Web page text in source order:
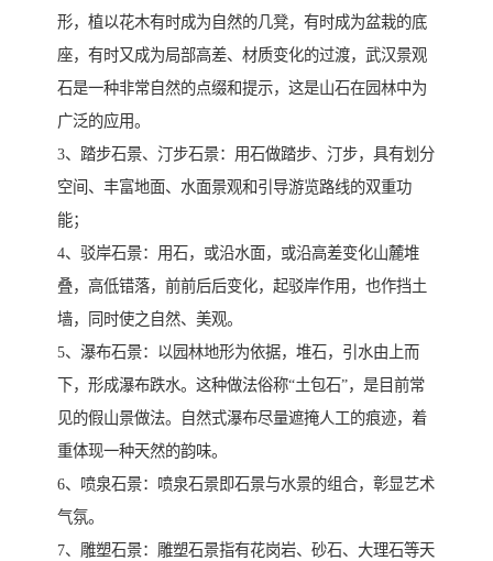
形，植以花木有时成为自然的几凳，有时成为盆栽的底
座，有时又成为局部高差、材质变化的过渡，武汉景观
石是一种非常自然的点缀和提示，这是山石在园林中为
广泛的应用。
3、踏步石景、汀步石景：用石做踏步、汀步，具有划分
空间、丰富地面、水面景观和引导游览路线的双重功
能；
4、驳岸石景：用石，或沿水面，或沿高差变化山麓堆
叠，高低错落，前前后后变化，起驳岸作用，也作挡土
墙，同时使之自然、美观。
5、瀑布石景：以园林地形为依据，堆石，引水由上而
下，形成瀑布跌水。这种做法俗称“土包石”，是目前常
见的假山景做法。自然式瀑布尽量遮掩人工的痕迹，着
重体现一种天然的韵味。
6、喷泉石景：喷泉石景即石景与水景的组合，彰显艺术
气氛。
7、雕塑石景：雕塑石景指有花岗岩、砂石、大理石等天